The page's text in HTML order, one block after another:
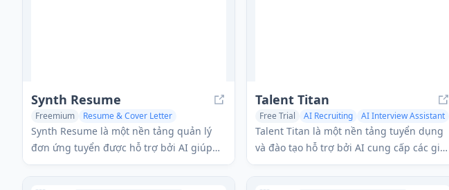
Synth Resume
Freemium
Resume & Cover Letter
AI Interview Assistant
AI Recruiting
Synth Resume là một nền tảng quản lý
đơn ứng tuyển được hỗ trợ bởi AI giúp
người dùng tạo ra các lý lịch và thư xin
Talent Titan
Free Trial AI Recruiting AI Interview Assistant
Talent Titan là một nền tảng tuyển dụng
và đào tạo hỗ trợ bởi AI cung cấp các giải
pháp toàn diện cho việc thu hút tài năng,